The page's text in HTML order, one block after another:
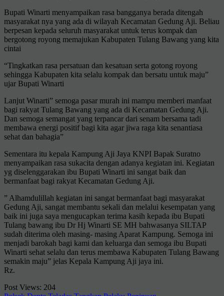
Bupati Winarti menyampaikan rasa bangganya berada ditengah
masyarakat nya yang ada di wilayah Kecamatan Gedung Aji. Beliau
berpesan kepada seluruh masyarakat untuk terus kompak dan
bergotong royong memajukan Kabupaten Tulang Bawang yang kita
cintai
“Tingkatkan rasa persatuan dan kesatuan serta gotong royong
sehingga Kabupaten kita selalu kompak dan bersatu untuk maju”
ujar Bupati Winarti
Lanjut Winarti” semoga pasar murah ini mampu memberi manfaat
bagi rakyat Tulang Bawang yang ada di Kecamatan Gedung Aji.
Dan semoga semangat yang terpancar dari senam bersama tadi
membawa energi positif bagi kita agar jiwa raga kita senantiasa
sehat dan bahagia”
Sementara itu kepala Kampung Aji Jaya KNPI Bapak Suratno
menyampaikan rasa sukacita dengan adanya kegiatan ini. Kegiatan
yg diselenggarakan ibu Bupati Winarti ini sangat baik dan
bermanfaat bagi rakyat Kecamatan Gedung Aji.
” Alhamdulillah kegiatan ini sangat bermanfaat bagi masyarakat
Gedung Aji, sangat membantu sekali dan melalui kesempatan yang
baik ini juga saya mengucapkan terima kasih kepada ibu Bupati
Tulang bawang ibu Dr Hj Winarti SE MH bahwasanya SILTAP
sudah diterima oleh masing- masing Aparat Kampung. Semoga ini
menjadi barokah bagi kami dan keluarga dan semoga ibu Bupati
Winarti sehat selalu dan terus membawa Kabupaten Tulang Bawang
semakin maju” jelas Kepala Kampung Aji jaya ini.
Rz.
Post Views: 204